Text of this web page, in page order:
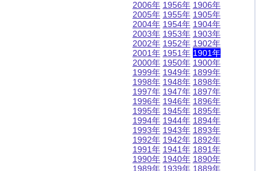
2006年
2005年
2004年
2003年
2002年
2001年
2000年
1999年
1998年
1997年
1996年
1995年
1994年
1993年
1992年
1991年
1990年
1989年
1956年
1955年
1954年
1953年
1952年
1951年
1950年
1949年
1948年
1947年
1946年
1945年
1944年
1943年
1942年
1941年
1940年
1939年
1906年
1905年
1904年
1903年
1902年
1901年
1900年
1899年
1898年
1897年
1896年
1895年
1894年
1893年
1892年
1891年
1890年
1889年